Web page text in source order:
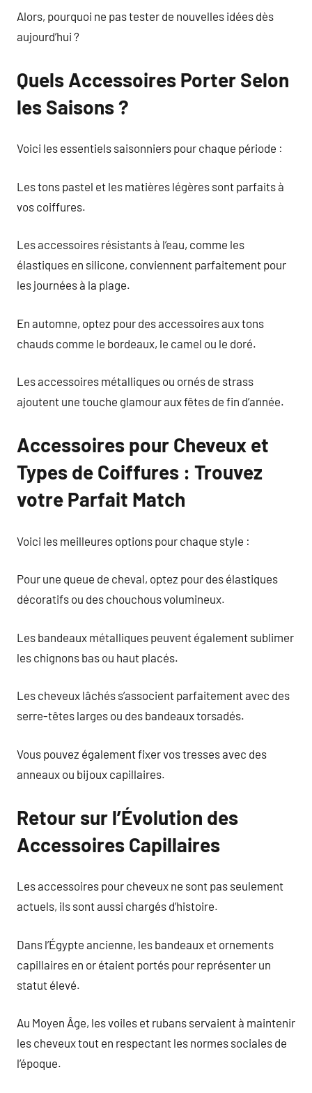
Alors, pourquoi ne pas tester de nouvelles idées dès
aujourd’hui ?
Quels Accessoires Porter Selon
les Saisons ?
Voici les essentiels saisonniers pour chaque période :
Les tons pastel et les matières légères sont parfaits à
vos coiffures.
Les accessoires résistants à l’eau, comme les
élastiques en silicone, conviennent parfaitement pour
les journées à la plage.
En automne, optez pour des accessoires aux tons
chauds comme le bordeaux, le camel ou le doré.
Les accessoires métalliques ou ornés de strass
ajoutent une touche glamour aux fêtes de fin d’année.
Accessoires pour Cheveux et
Types de Coiffures : Trouvez
votre Parfait Match
Voici les meilleures options pour chaque style :
Pour une queue de cheval, optez pour des élastiques
décoratifs ou des chouchous volumineux.
Les bandeaux métalliques peuvent également sublimer
les chignons bas ou haut placés.
Les cheveux lâchés s’associent parfaitement avec des
serre-têtes larges ou des bandeaux torsadés.
Vous pouvez également fixer vos tresses avec des
anneaux ou bijoux capillaires.
Retour sur l’Évolution des
Accessoires Capillaires
Les accessoires pour cheveux ne sont pas seulement
actuels, ils sont aussi chargés d’histoire.
Dans l’Égypte ancienne, les bandeaux et ornements
capillaires en or étaient portés pour représenter un
statut élevé.
Au Moyen Âge, les voiles et rubans servaient à maintenir
les cheveux tout en respectant les normes sociales de
l’époque.